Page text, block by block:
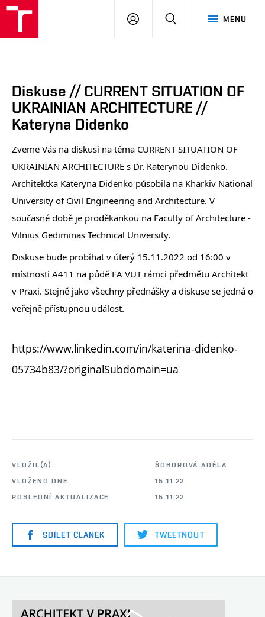
MENU
PŘIHLÁSIT
Diskuse // CURRENT SITUATION OF
UKRAINIAN ARCHITECTURE //
Kateryna Didenko
Zveme Vás na diskusi na téma CURRENT SITUATION OF
UKRAINIAN ARCHITECTURE s Dr. Katerynou Didenko.
Architektka Kateryna Didenko působila na Kharkiv National
University of Civil Engineering and Architecture. V
současné době je proděkankou na Faculty of Architecture -
Vilnius Gediminas Technical University.
Diskuse bude probíhat v úterý 15.11.2022 od 16:00 v
místnosti A411 na půdě FA VUT rámci předmětu Architekt
v Praxi. Stejně jako všechny přednášky a diskuse se jedná o
veřejně přístupnou událost.
https://www.linkedin.com/in/katerina-didenko-
05734b83/?originalSubdomain=ua
VLOŽIL(A):
ŠOBOROVÁ ADÉLA
VLOŽENO DNE
15.11.22
POSLEDNÍ AKTUALIZACE
15.11.22
SDÍLET ČLÁNEK TWEETNOUT